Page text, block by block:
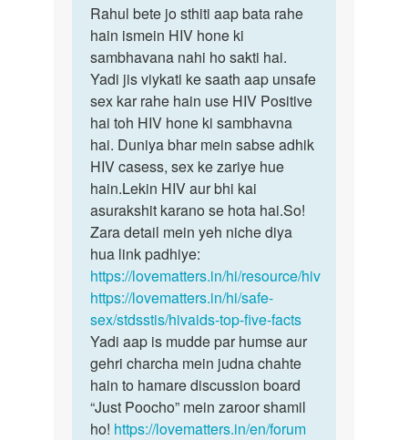
to
Medam
ji
kya
hiv
kapdo
NAA…
by
Rahul
Rahul
bete
jo
sthiti
aap…
Rahul bete jo sthiti aap bata rahe
hain ismein HIV hone ki
sambhavana nahi ho sakti hai.
Yadi jis viykati ke saath aap unsafe
sex kar rahe hain use HIV Positive
hai toh HIV hone ki sambhavna
hai. Duniya bhar mein sabse adhik
HIV casess, sex ke zariye hue
hain.Lekin HIV aur bhi kai
asurakshit karano se hota hai.So!
Zara detail mein yeh niche diya
hua link padhiye:
https://lovematters.in/hi/resource/hiv
https://lovematters.in/hi/safe-
sex/stdsstis/hivaids-top-five-facts
Yadi aap is mudde par humse aur
gehri charcha mein judna chahte
hain to hamare discussion board
“Just Poocho” mein zaroor shamil
ho! https://lovematters.in/en/forum